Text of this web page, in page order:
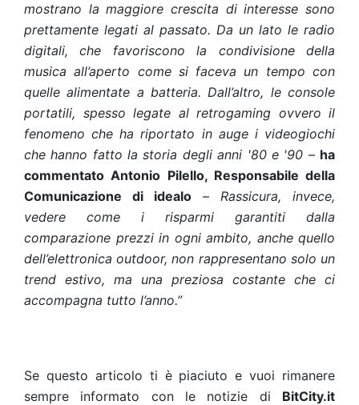
mostrano la maggiore crescita di interesse sono
prettamente legati al passato. Da un lato le radio
digitali, che favoriscono la condivisione della
musica all’aperto come si faceva un tempo con
quelle alimentate a batteria. Dall’altro, le console
portatili, spesso legate al retrogaming ovvero il
fenomeno che ha riportato in auge i videogiochi
che hanno fatto la storia degli anni '80 e '90 – ha
commentato Antonio Pilello, Responsabile della
Comunicazione di idealo – Rassicura, invece,
vedere come i risparmi garantiti dalla
comparazione prezzi in ogni ambito, anche quello
dell’elettronica outdoor, non rappresentano solo un
trend estivo, ma una preziosa costante che ci
accompagna tutto l’anno.”
Se questo articolo ti è piaciuto e vuoi rimanere
sempre informato con le notizie di BitCity.it